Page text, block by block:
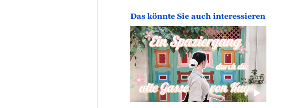
Das könnte Sie auch interessieren